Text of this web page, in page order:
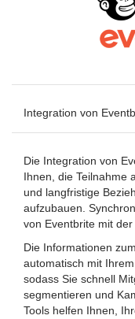
Integration von
Die Integration von
Ihnen, die Teilnahme
und langfristige
aufzubauen.
von Eventbrite mit
Die Informationen
automatisch mit
sodass Sie schnell
segmentieren und
Tools helfen Ihnen,